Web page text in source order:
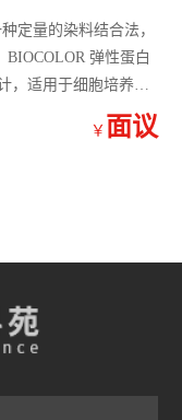
定量的染料结合法，
弹性蛋白
，适用于细胞培养和
￥ 面议